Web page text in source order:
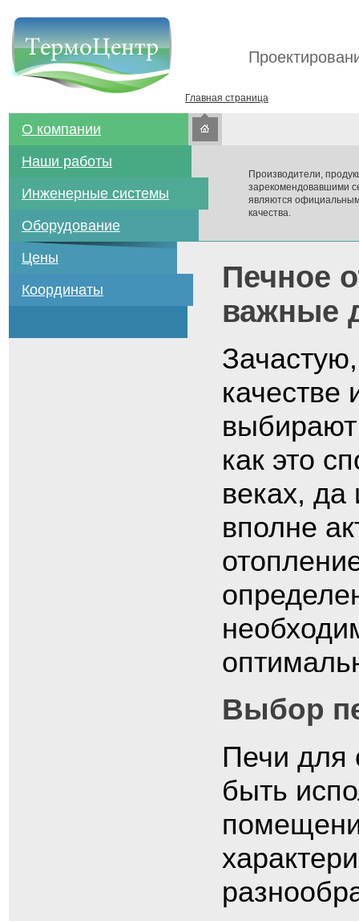
Главная страница
О компании
Наши работы
Инженерные системы
Оборудование
Цены
Координаты
Производители,
зарекомендовавшими
являются
качества.
Печное
важные
качестве
как это
веках,
вполне
Выбор
Печи для
быть